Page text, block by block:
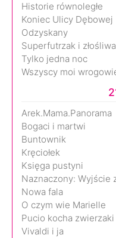
Historie równoległe
Koniec Ulicy Dębowej
Odzyskany
Superfutrzak i
Tylko jedna noc
Wszyscy moi
Arek.Mama.Panorama
Bogaci i martwi
Buntownik
Kręciołek
Księga pustyni
Naznaczony: Wyjście
Nowa fala
O czym wie Marielle
Pucio kocha zwierzaki
Vivaldi i ja